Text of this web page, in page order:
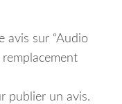
avis sur “Audio
publier un avis.